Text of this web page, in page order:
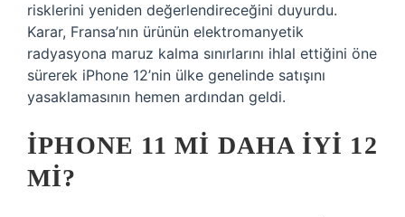
risklerini yeniden değerlendireceğini duyurdu.
Karar, Fransa’nın ürünün elektromanyetik
radyasyona maruz kalma sınırlarını ihlal ettiğini öne
sürerek iPhone 12’nin ülke genelinde satışını
yasaklamasının hemen ardından geldi.
IPHONE 11 MI DAHA IYI 12
MI?